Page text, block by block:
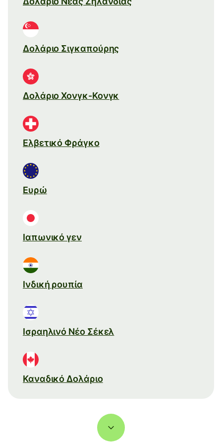
Δολάριο Σιγκαπούρης
Δολάριο Χονγκ-Κονγκ
Ελβετικό Φράγκο
Ευρώ
Ιαπωνικό γεν
Ινδική ρουπία
Ισραηλινό Νέο Σέκελ
Καναδικό Δολάριο